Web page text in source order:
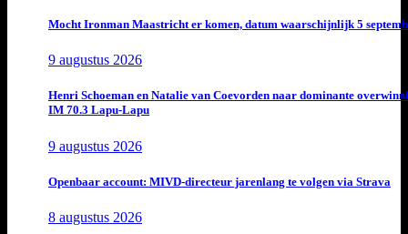
Mocht Ironman Maastricht er komen, datum waarschijnlijk 5
9 augustus 2026
Henri Schoeman en Natalie van Coevorden naar dominante
IM 70.3 Lapu-Lapu
9 augustus 2026
Openbaar account: MIVD-directeur jarenlang te volgen via Strava
8 augustus 2026